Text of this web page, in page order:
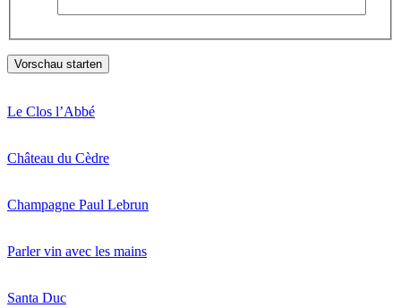
Le Clos l’Abbé
Château du Cèdre
Champagne Paul Lebrun
Parler vin avec les mains
Santa Duc